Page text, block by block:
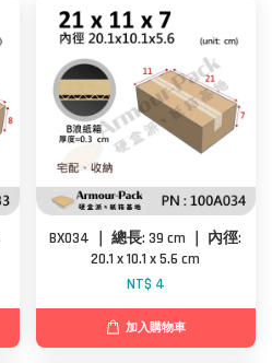
BX034 ｜ 總長: 39 cm ｜ 內徑:
20.1 x 10.1 x 5.6 cm
NT$ 4
加入購物車